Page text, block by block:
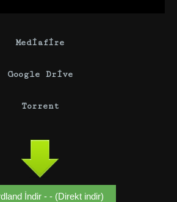
Mediafire
Google Drive
Torrent
İndir - - (Direkt indir)